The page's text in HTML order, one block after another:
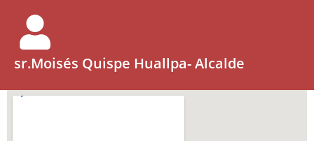
sr.Moisés Quispe Huallpa- Alcalde